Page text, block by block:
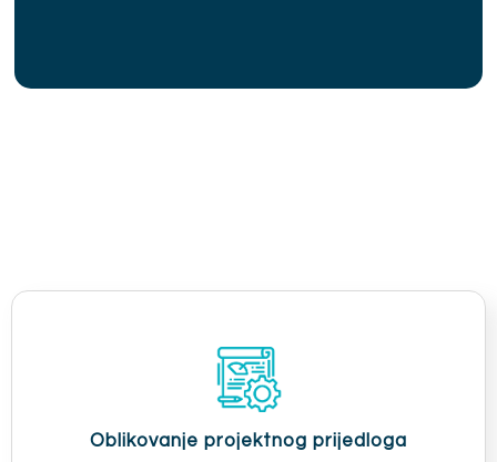
Oblikovanje projektnog prijedloga